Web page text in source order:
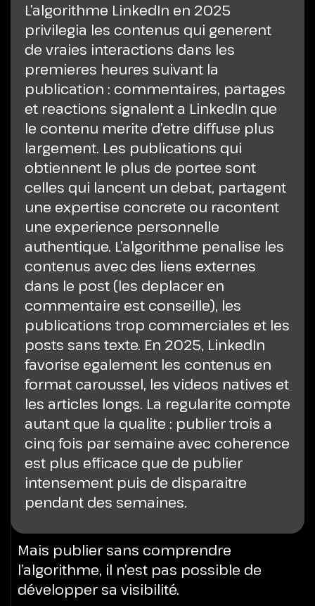
L’algorithme LinkedIn en 2025
privilegia les contenus qui generent
de vraies interactions dans les
premieres heures suivant la
publication : commentaires, partages
et reactions signalent a LinkedIn que
le contenu merite d’etre diffuse plus
largement. Les publications qui
obtiennent le plus de portee sont
celles qui lancent un debat, partagent
une expertise concrete ou racontent
une experience personnelle
authentique. L’algorithme penalise les
contenus avec des liens externes
dans le post (les deplacer en
commentaire est conseille), les
publications trop commerciales et les
posts sans texte. En 2025, LinkedIn
favorise egalement les contenus en
format caroussel, les videos natives et
les articles longs. La regularite compte
autant que la qualite : publier trois a
cinq fois par semaine avec coherence
est plus efficace que de publier
intensement puis de disparaitre
pendant des semaines.
Mais publier sans comprendre
l’algorithme, il n’est pas possible de
développer sa visibilité.